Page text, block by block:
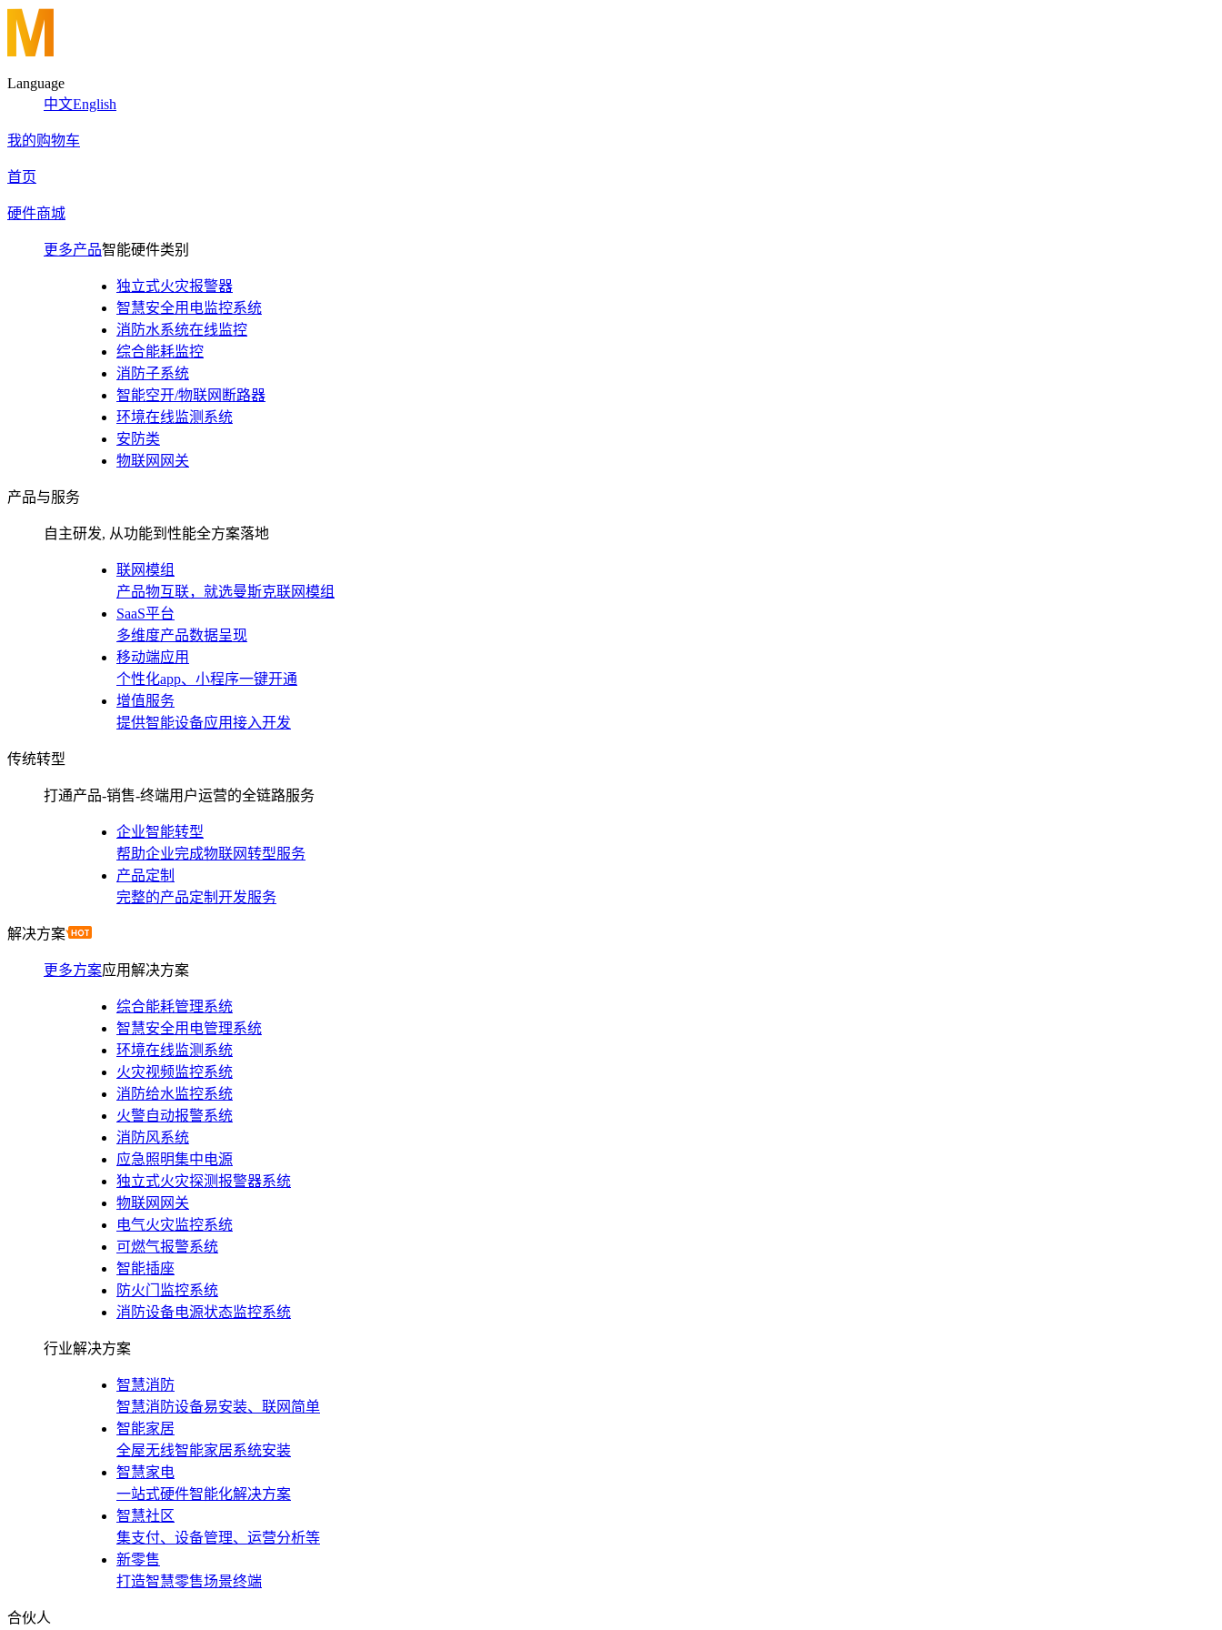
Language
中文English
我的购物车
首页
硬件商城
更多产品智能硬件类别
独立式火灾报警器
智慧安全用电监控系统
消防水系统在线监控
综合能耗监控
消防子系统
智能空开/物联网断路器
环境在线监测系统
安防类
物联网网关
产品与服务
自主研发, 从功能到性能全方案落地
联网模组
产品物互联，就选曼斯克联网模组
SaaS平台
多维度产品数据呈现
移动端应用
个性化app、小程序一键开通
增值服务
提供智能设备应用接入开发
传统转型
打通产品-销售-终端用户运营的全链路服务
企业智能转型
帮助企业完成物联网转型服务
产品定制
完整的产品定制开发服务
解决方案
更多方案应用解决方案
综合能耗管理系统
智慧安全用电管理系统
环境在线监测系统
火灾视频监控系统
消防给水监控系统
火警自动报警系统
消防风系统
应急照明集中电源
独立式火灾探测报警器系统
物联网网关
电气火灾监控系统
可燃气报警系统
智能插座
防火门监控系统
消防设备电源状态监控系统
行业解决方案
智慧消防
智慧消防设备易安装、联网简单
智能家居
全屋无线智能家居系统安装
智慧家电
一站式硬件智能化解决方案
智慧社区
集支付、设备管理、运营分析等
新零售
打造智慧零售场景终端
合伙人